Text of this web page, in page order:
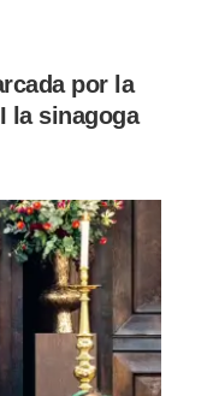
por la
la sinagoga